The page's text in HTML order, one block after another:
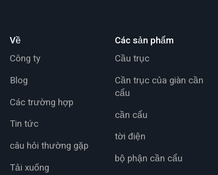
Về
Công ty
Blog
Các trường hợp
Tin tức
câu hỏi thường gặp
Tải xuống
Các sản phẩm
Cầu trục
Cần trục của giàn cần
cẩu
cần cẩu
tời điện
bộ phận cần cẩu